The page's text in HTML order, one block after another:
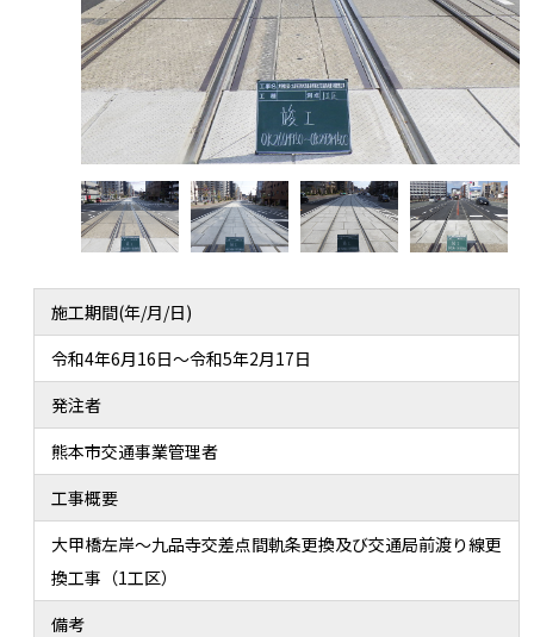
施工期間(年/月/日)
令和4年6月16日～令和5年2月17日
発注者
熊本市交通事業管理者
工事概要
大甲橋左岸～九品寺交差点間軌条更換及び交通局前渡り線更
換工事（1工区）
備考